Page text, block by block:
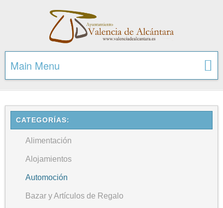
Main Menu
CATEGORÍAS:
Alimentación
Alojamientos
Automoción
Bazar y Artículos de Regalo